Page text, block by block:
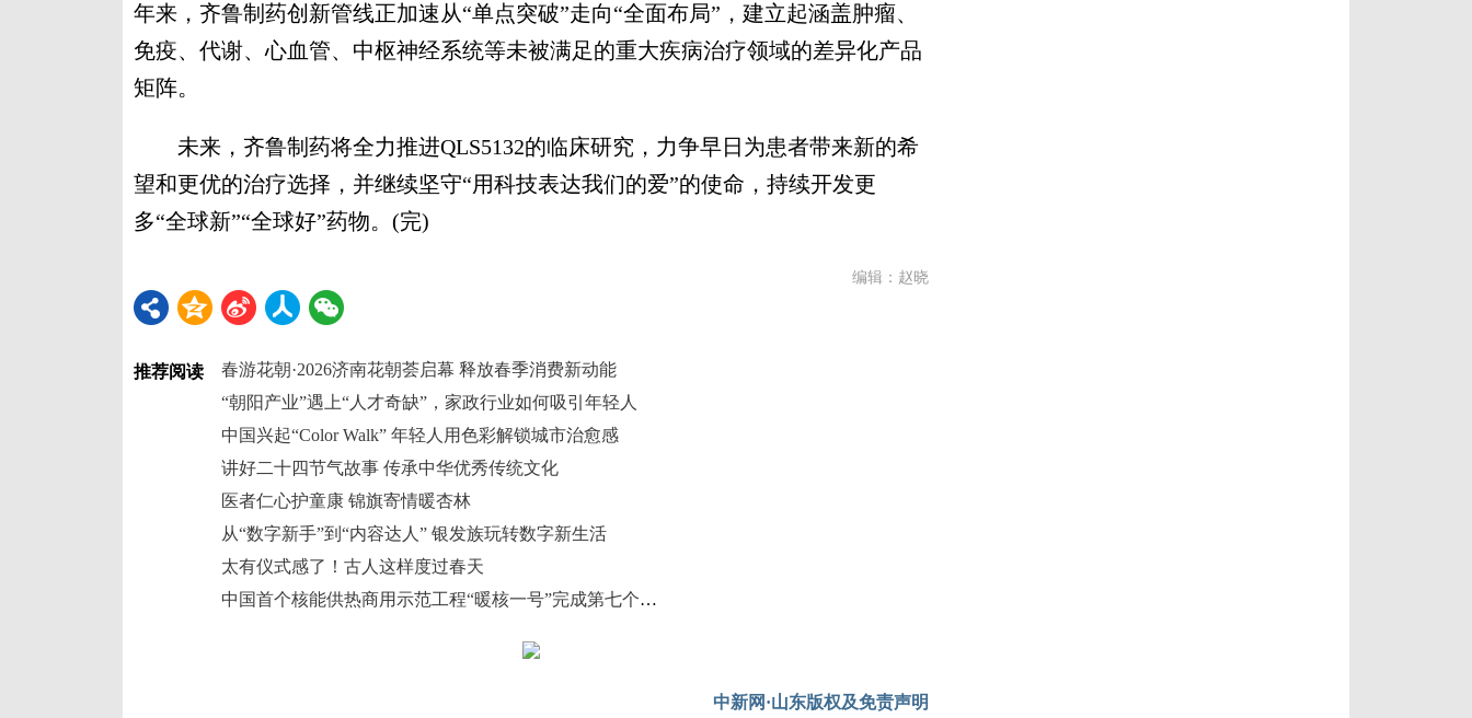
年来，齐鲁制药创新管线正加速从“单点突破”走向“全面布局”，建立起涵盖肿瘤、
免疫、代谢、心血管、中枢神经系统等未被满足的重大疾病治疗领域的差异化产品
矩阵。
未来，齐鲁制药将全力推进QLS5132的临床研究，力争早日为患者带来新的希
望和更优的治疗选择，并继续坚守“用科技表达我们的爱”的使命，持续开发更
多“全球新”“全球好”药物。(完)
编辑：赵晓
推荐阅读
春游花朝·2026济南花朝荟启幕 释放春季消费新动能
“朝阳产业”遇上“人才奇缺”，家政行业如何吸引年轻人
中国兴起“Color Walk” 年轻人用色彩解锁城市治愈感
讲好二十四节气故事 传承中华优秀传统文化
医者仁心护童康 锦旗寄情暖杏林
从“数字新手”到“内容达人” 银发族玩转数字新生活
太有仪式感了！古人这样度过春天
中国首个核能供热商用示范工程“暖核一号”完成第七个供暖季
中新网·山东版权及免责声明